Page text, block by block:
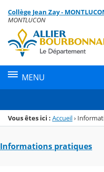
Menu de la rubrique
Contenu
Collège Jean Zay -
MONTLUCON
MENU
Vous êtes ici : Accueil›
Informations pratiques